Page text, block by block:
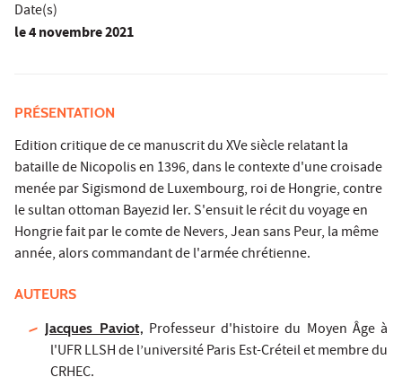
Date(s)
le4 novembre 2021
PRÉSENTATION
Edition critique de ce manuscrit du XVe siècle relatant la
bataille de Nicopolis en 1396, dans le contexte d'une croisade
menée par Sigismond de Luxembourg, roi de Hongrie, contre
le sultan ottoman Bayezid Ier. S'ensuit le récit du voyage en
Hongrie fait par le comte de Nevers, Jean sans Peur, la même
année, alors commandant de l'armée chrétienne.
AUTEURS
Jacques Paviot, Professeur d'histoire du Moyen Âge à
l'UFR LLSH de l’université Paris Est-Créteil et membre du
CRHEC.